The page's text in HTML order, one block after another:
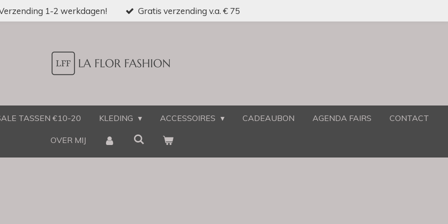
1-2 werkdagen! Gratis verzending v.a. € 75
TASSEN €10-20 KLEDING ACCESSOIRES CADEAUBON AGENDA FAIRS CONTACT
OVER MIJ